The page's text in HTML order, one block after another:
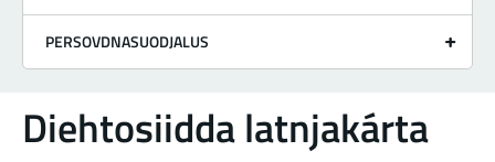
PERSOVDNASUODJALUS
Diehtosiidda latnjakárta